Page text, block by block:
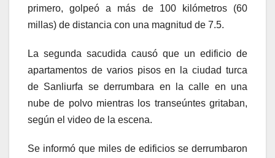
primero, golpeó a más de 100 kilómetros (60
millas) de distancia con una magnitud de 7.5.
La segunda sacudida causó que un edificio de
apartamentos de varios pisos en la ciudad turca
de Sanliurfa se derrumbara en la calle en una
nube de polvo mientras los transeúntes gritaban,
según el video de la escena.
Se informó que miles de edificios se derrumbaron